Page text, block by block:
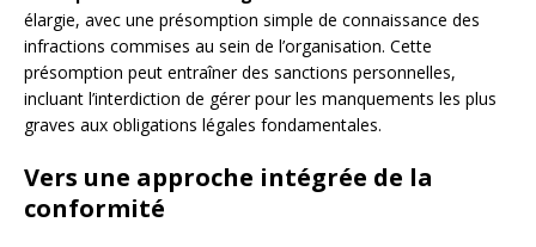
élargie, avec une présomption simple de connaissance des
infractions commises au sein de l’organisation. Cette
présomption peut entraîner des sanctions personnelles,
incluant l’interdiction de gérer pour les manquements les plus
graves aux obligations légales fondamentales.
Vers une approche intégrée de la
conformité